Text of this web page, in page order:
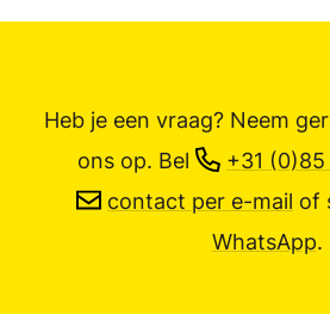
Heb je een vraag? Neem
ons op. Bel +31
contact per e-mail of
WhatsApp.